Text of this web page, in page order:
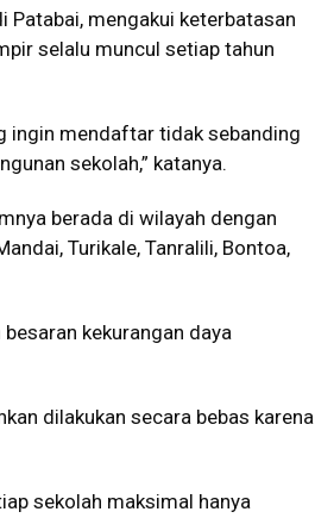
Patabai, mengakui keterbatasan
selalu muncul setiap tahun
ingin mendaftar tidak sebanding
sekolah,” katanya.
berada di wilayah dengan
Turikale, Tanralili, Bontoa,
kekurangan daya
dilakukan secara bebas karena
sekolah maksimal hanya